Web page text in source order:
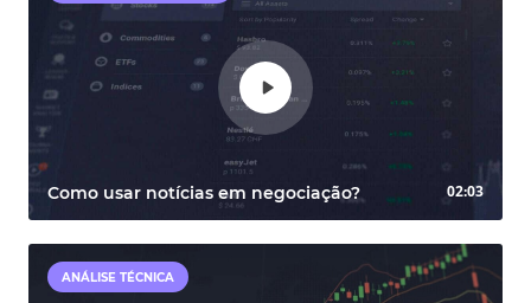
Como usar notícias em negociação? 02:03
ANÁLISE TÉCNICA